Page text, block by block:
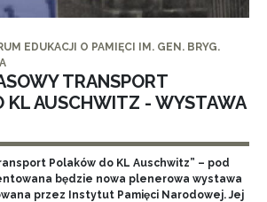
EDUKACJI O PAMIĘCI IM. GEN. BRYG.
TRANSPORT
KL AUSCHWITZ - WYSTAWA
Polaków do KL Auschwitz” – pod
będzie nowa plenerowa wystawa
przez Instytut Pamięci Narodowej. Jej